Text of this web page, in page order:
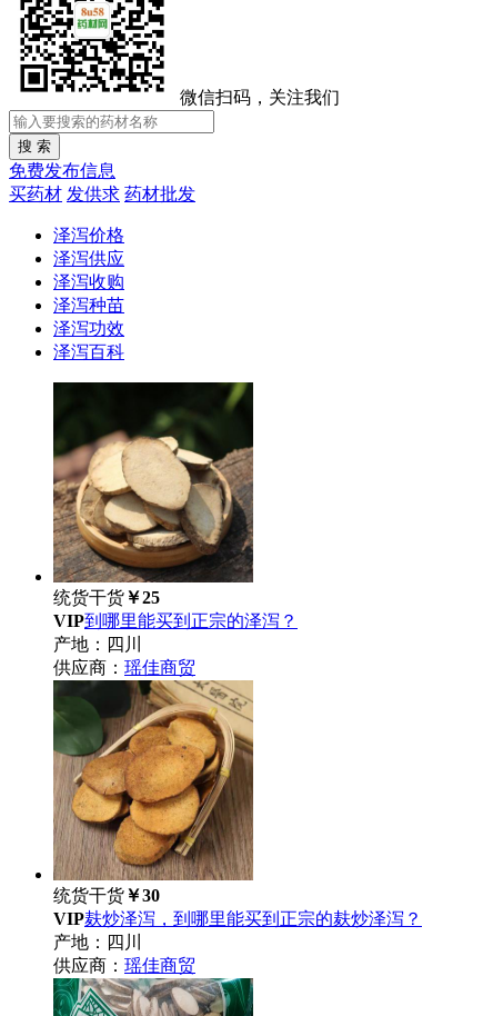
微信扫码，关注我们
免费发布信息
买药材 发供求 药材批发
泽泻价格
泽泻供应
泽泻收购
泽泻种苗
泽泻功效
泽泻百科
统货干货￥25
VIP到哪里能买到正宗的泽泻？
产地：四川
供应商： 瑶佳商贸
统货干货￥30
VIP麸炒泽泻，到哪里能买到正宗的麸炒泽泻？
产地：四川
供应商： 瑶佳商贸